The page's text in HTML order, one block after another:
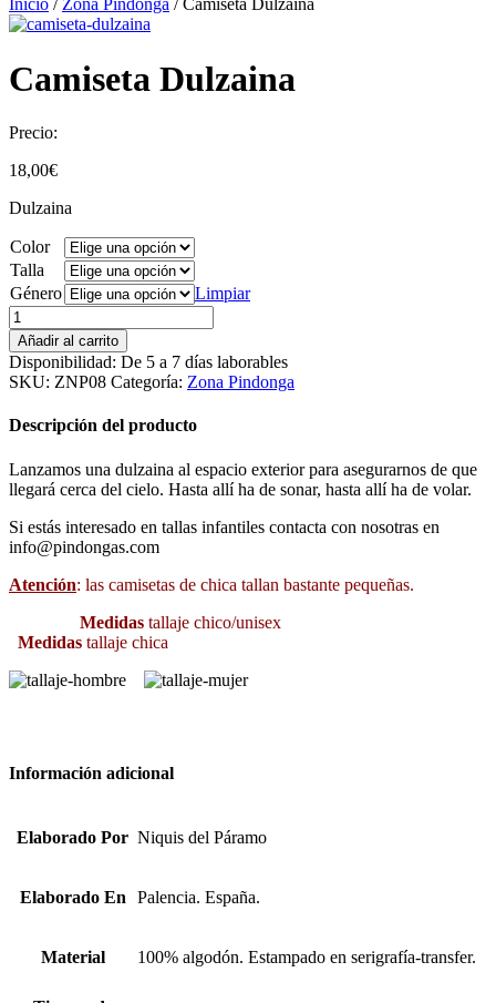
Inicio / Zona Pindonga / Camiseta Dulzaina
Camiseta Dulzaina
Precio:
18,00€
Dulzaina
Color
Talla
Género
Limpiar
Añadir al carrito
Disponibilidad: De 5 a 7 días laborables
SKU: ZNP08 Categoría: Zona Pindonga
Descripción del producto
Lanzamos una dulzaina al espacio exterior para asegurarnos de que
llegará cerca del cielo. Hasta allí ha de sonar, hasta allí ha de volar.
Si estás interesado en tallas infantiles contacta con nosotras en
info@pindongas.com
Atención: las camisetas de chica tallan bastante pequeñas.
Medidas tallaje chico/unisex
Medidas tallaje chica
Información adicional
Elaborado Por Niquis del Páramo
Elaborado En Palencia. España.
Material 100% algodón. Estampado en serigrafía-transfer.